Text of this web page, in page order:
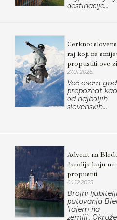
destinacije...
Cerkno:
raj koji ne
propustiti ove
27.01.2026.
Već osam
prepoznat
od najboljih
slovenskih...
Advent na
čarolija koju ne
propustiti
04.12.2025.
Brojni ljubitelji
putovanja
'rajem na
zemlji'.